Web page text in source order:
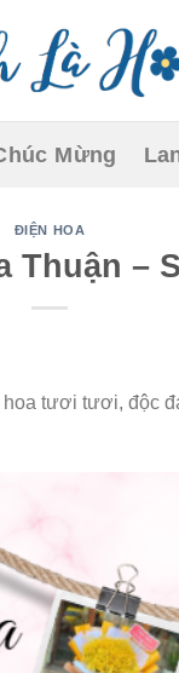
Mừng
ĐIỆN HOA
Thuận –
tươi tươi, độc